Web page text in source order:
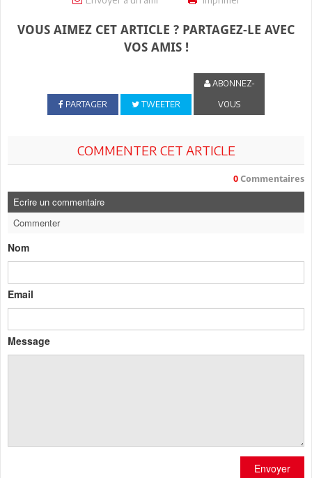
VOUS AIMEZ CET ARTICLE ? PARTAGEZ-LE AVEC
VOS AMIS !
PARTAGER TWEETER
ABONNEZ-
VOUS
COMMENTER CET ARTICLE
0 Commentaires
Ecrire un commentaire
Commenter
Nom
Email
Message
Envoyer